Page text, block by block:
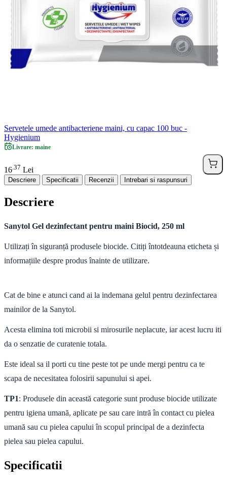
Servetele umede antibacteriene maini, cu capac 100 buc -
Hygienium
Livrare: maine
16 37 Lei
Descriere Specificatii Recenzii Intrebari si raspunsuri
Descriere
Sanytol Gel dezinfectant pentru maini Biocid, 250 ml
Utilizați în siguranță produsele biocide. Citiți întotdeauna eticheta și
informațiile despre produs înainte de utilizare.
Cat de bine e atunci cand ai la indemana gelul pentru dezinfectarea
mainilor de la Sanytol.
Acesta elimina toti microbii si mirosurile neplacute, iar acest lucru iti
da o senzatie de curatenie totala.
Este ideal sa il porti cu tine peste tot pe unde mergi pentru ca te
scapa de necesitatea folosirii sapunului si apei.
TP1: Produsele din această categorie sunt produse biocide utilizate
pentru igiena umană, aplicate pe sau care intră în contact cu pielea
umană sau cu pielea capului în scopul principal de a dezinfecta
pielea sau pielea capului.
Specificatii